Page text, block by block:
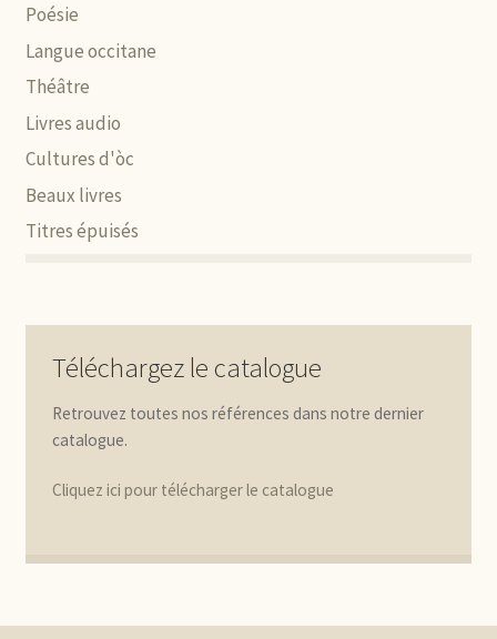
Poésie
Langue occitane
Théâtre
Livres audio
Cultures d'òc
Beaux livres
Titres épuisés
Téléchargez le catalogue
Retrouvez toutes nos références dans notre dernier
catalogue.
Cliquez ici pour télécharger le catalogue